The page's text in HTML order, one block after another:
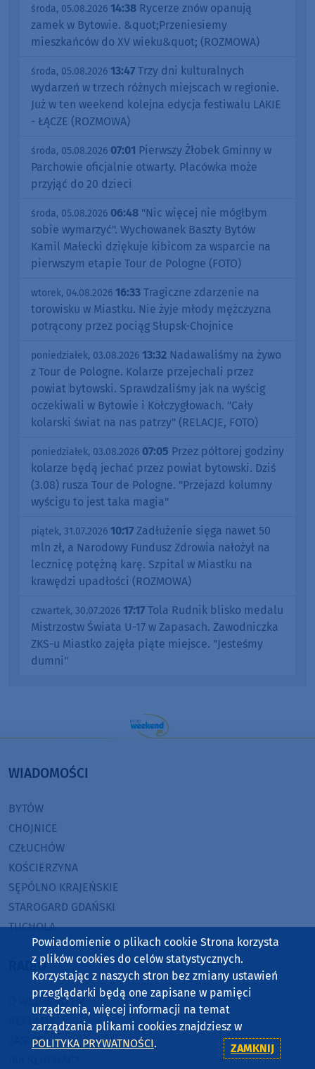
środa, 05.08.2026 14:38 Rycerze znów opanują
zamek w Bytowie. &quot;Przeniesiemy
mieszkańców do XV wieku&quot; (ROZMOWA)
środa, 05.08.2026 13:47 Trzy dni kulturalnych
wydarzeń w trzech różnych miejscach w regionie.
Już w ten weekend kolejna edycja festiwalu LAKIE
- ŁĄCZE (ROZMOWA)
środa, 05.08.2026 07:01 Pierwszy Żłobek Gminny w
Parchowie oficjalnie otwarty. Placówka może
przyjąć do 20 dzieci
środa, 05.08.2026 06:48 "Nic więcej nie mógłbym
sobie wymarzyć". Wychowanek Baszty Bytów
Kamil Małecki dziękuje kibicom za wsparcie na
pierwszym etapie Tour de Pologne (FOTO)
wtorek, 04.08.2026 16:33 Tragiczne zdarzenie na
torowisku w Miastku. Nie żyje młody mężczyzna
potrącony przez pociąg Słupsk-Chojnice
poniedziałek, 03.08.2026 13:32 Nadawaliśmy na żywo
z Tour de Pologne. Kolarze przejechali przez
powiat bytowski. Sprawdzaliśmy jak na wyścig
oczekiwali w Bytowie i Kołczygłowach. "Cały
kolarski świat na nas patrzy" (RELACJE, FOTO)
poniedziałek, 03.08.2026 07:05 Przez półtorej godziny
kolarze będą jechać przez powiat bytowski. Dziś
(3.08) rusza Tour de Pologne. "Przejazd kolumny
wyścigu to jest taka magia"
piątek, 31.07.2026 10:17 Zadłużenie sięga nawet 50
mln zł, a Narodowy Fundusz Zdrowia nałożył na
lecznicę potężną karę. Szpital w Miastku na
krawędzi upadłości (ROZMOWA)
czwartek, 30.07.2026 17:17 Tola Rudnik blisko medalu
Mistrzostw Świata U-17 w Zapasach. Zawodniczka
ZKS-u Miastko zajęła piąte miejsce. "Jesteśmy
dumni"
WIADOMOŚCI
BYTÓW
CHOJNICE
CZŁUCHÓW
KOŚCIERZYNA
SĘPÓLNO KRAJEŃSKIE
STAROGARD GDAŃSKI
TUCHOLA
RADIO
O WEEKEND FM
REKLAMA
ZASIĘG
Powiadomienie o plikach cookie Strona korzysta
z plików cookies do celów statystycznych.
Korzystając z naszych stron bez zmiany ustawień
przeglądarki będą one zapisane w pamięci
urządzenia, więcej informacji na temat
zarządzania plikami cookies znajdziesz w
POLITYKA PRYWATNOŚCI. ZAMKNIJ